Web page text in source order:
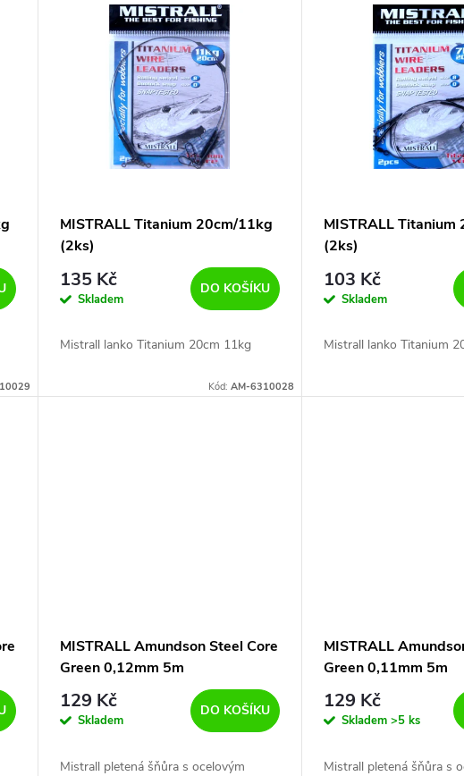
MISTRALL Titanium 20cm/11kg
(2ks)
135 Kč
Skladem
DO KOŠÍKU
Mistrall lanko Titanium 20cm 11kg
Kód: AM-6310028
MISTRALL Titanium
(2ks)
103 Kč
Skladem
Mistrall lanko Titanium
MISTRALL Amundson Steel Core
Green 0,12mm 5m
129 Kč
Skladem
DO KOŠÍKU
Mistrall pletená šňůra s ocelovým
MISTRALL
Green 0,11mm 5m
129 Kč
Skladem >5 ks
Mistrall pletená šňůra s